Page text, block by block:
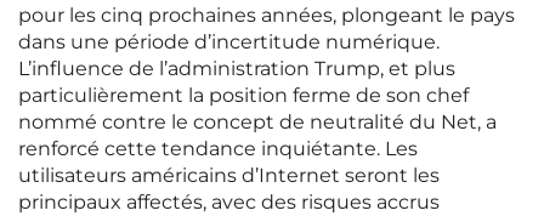
pour les cinq prochaines années, plongeant le pays
dans une période d’incertitude numérique.
L’influence de l’administration Trump, et plus
particulièrement la position ferme de son chef
nommé contre le concept de neutralité du Net, a
renforcé cette tendance inquiétante. Les
utilisateurs américains d’Internet seront les
principaux affectés, avec des risques accrus